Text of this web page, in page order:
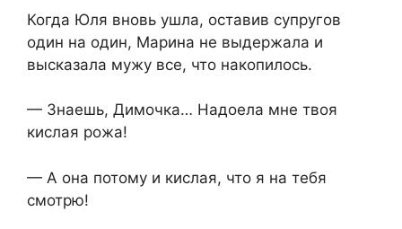
Когда Юля вновь ушла, оставив супругов
один на один, Марина не выдержала и
высказала мужу все, что накопилось.
— Знаешь, Димочка… Надоела мне твоя
кислая рожа!
— А она потому и кислая, что я на тебя
смотрю!